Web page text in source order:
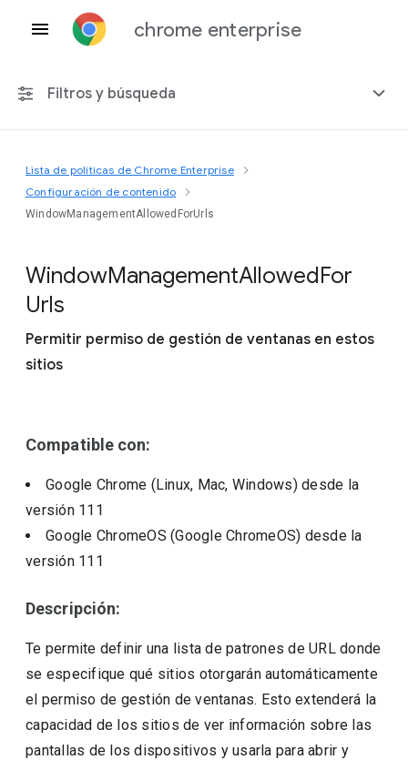
chrome enterprise
Filtros y búsqueda
Cualquier plataforma
Chrome 151
Lista de políticas de Chrome Enterprise
Configuración de contenido
WindowManagementAllowedForUrls
WindowManagementAllowedFor
Urls
Permitir permiso de gestión de ventanas en estos
sitios
Compatible con:
Google Chrome (Linux, Mac, Windows)desde la
versión 111
Google ChromeOS (Google ChromeOS) desde la
versión 111
Descripción:
Te permite definir una lista de patrones de URL donde
se especifique qué sitios otorgarán automáticamente
el permiso de gestión de ventanas. Esto extenderá la
capacidad de los sitios de ver información sobre las
pantallas de los dispositivos y usarla para abrir y